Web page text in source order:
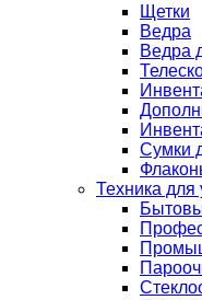
Щетки
Ведра
Ведра
Сумки
Техника для